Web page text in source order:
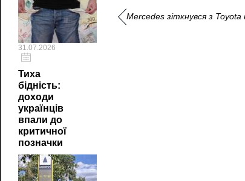
31.07.2026
Тиха
бідність:
доходи
українців
впали до
критичної
позначки
Mercedes зіткнувся з Toyota